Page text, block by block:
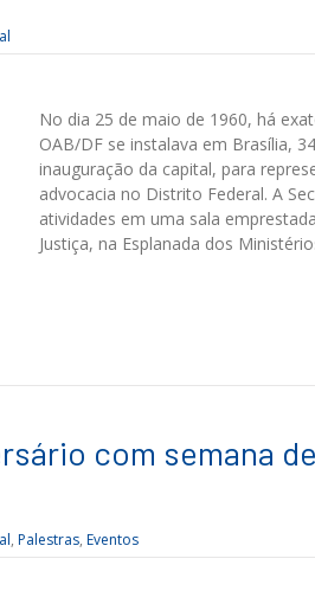
No dia 25 de maio de 1960, há
OAB/DF se instalava em Brasília,
inauguração da capital, para
advocacia no Distrito Federal. A
atividades em uma sala
Justiça, na Esplanada dos
com semana
, Palestras, Eventos